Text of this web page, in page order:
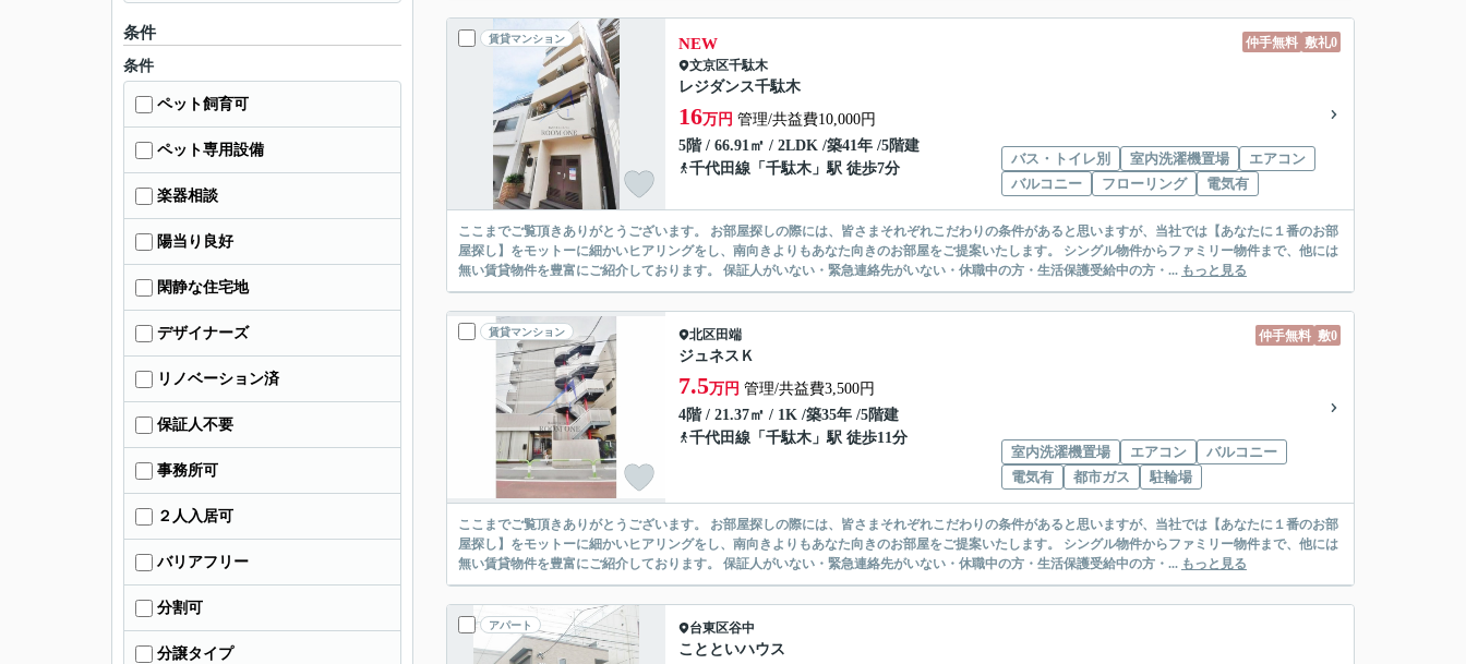
賃貸マンション 仲手無料 敷礼0
NEW
文京区千駄木
レジダンス千駄木
16万円 管理/共益費10,000円
5階 / 66.91㎡ / 2LDK /築41年 /5階建
千代田線 「 千駄木 」駅 徒歩7分
バス・トイレ別 室内洗濯機置場
エアコン
バルコニー
フローリング 電気有
ここまでご覧頂きありがとうございます。 お部屋探しの際には、皆さまそれぞれこだわりの条件があると思いますが、当社では【あなたに１番のお部
屋探し】をモットーに細かいヒアリングをし、南向きよりもあなた向きのお部屋をご提案いたします。 シングル物件からファミリー物件まで、他には
無い賃貸物件を豊富にご紹介しております。 保証人がいない・緊急連絡先がいない・休職中の方・生活保護受給中の方・... もっと見る
賃貸マンション 仲手無料 敷0
北区田端
ジュネスＫ
7.5万円 管理/共益費3,500円
4階 / 21.37㎡ / 1K /築35年 /5階建
千代田線 「 千駄木 」駅 徒歩11分
室内洗濯機置場
エアコン
バルコニー
電気有
都市ガス 駐輪場
ここまでご覧頂きありがとうございます。 お部屋探しの際には、皆さまそれぞれこだわりの条件があると思いますが、当社では【あなたに１番のお部
屋探し】をモットーに細かいヒアリングをし、南向きよりもあなた向きのお部屋をご提案いたします。 シングル物件からファミリー物件まで、他には
無い賃貸物件を豊富にご紹介しております。 保証人がいない・緊急連絡先がいない・休職中の方・生活保護受給中の方・... もっと見る
アパート 台東区谷中
ことといハウス
条件
条件
ペット飼育可
ペット専用設備
楽器相談
陽当り良好
閑静な住宅地
デザイナーズ
リノベーション済
保証人不要
事務所可
２人入居可
バリアフリー
分割可
分譲タイプ